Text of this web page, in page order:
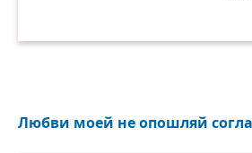
Любви моей не опошляй